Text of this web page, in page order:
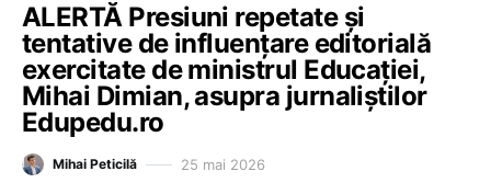
ALERTĂ Presiuni repetate și
tentative de influențare editorială
exercitate de ministrul Educației,
Mihai Dimian, asupra jurnaliștilor
Edupedu.ro
Mihai Peticilă 25 mai 2026